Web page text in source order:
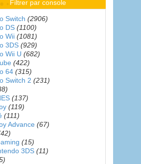
Filtrer par console
Switch (2906)
DS (1100)
Wii (1081)
3DS (929)
Wii U (682)
(422)
64 (315)
Switch 2 (231)
(137)
(119)
(111)
Advance (67)
(15)
3DS (11)